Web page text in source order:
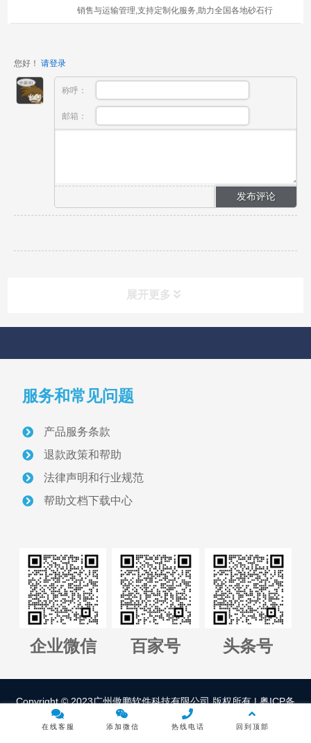
销售与运输管理,支持定制化服务,助力全国各地砂石行
您好！ 请登录
称呼：
邮箱：
展开更多
快速导航
首页
关于我们
智慧砂场建设案例
联系我们
正版软件授权查询
管理平台全国代理招募
成功案例赏析 CASE SHOW
服务和常见问题
产品服务条款
退款政策和帮助
法律声明和行业规范
帮助文档下载中心
企业微信 百家号 头条号
Copyright © 2023广州傲鹏软件科技有限公司 版权所有 |粤ICP备
14020985号
在线客服 添加微信 热线电话 回到顶部